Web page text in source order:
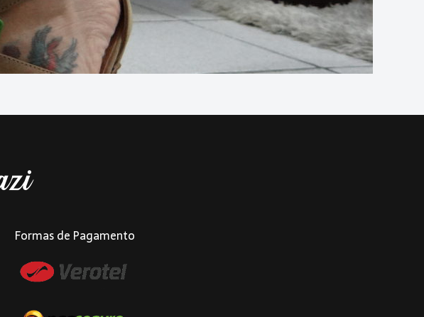
Formas de Pagamento